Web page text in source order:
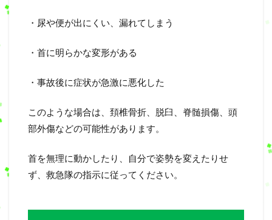
・尿や便が出にくい、漏れてしまう
・首に明らかな変形がある
・事故後に症状が急激に悪化した
このような場合は、頚椎骨折、脱臼、脊髄損傷、頭
部外傷などの可能性があります。
首を無理に動かしたり、自分で姿勢を変えたりせ
ず、救急隊の指示に従ってください。